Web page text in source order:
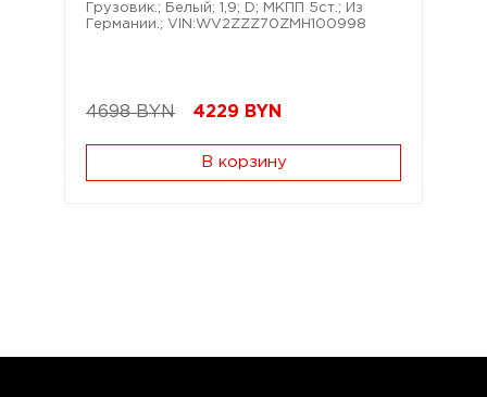
Грузовик.; Белый; 1,9; D; МКПП 5ст.; Из
Германии.; VIN:WV2ZZZ70ZMH100998
4698 BYN 4229 BYN
В корзину